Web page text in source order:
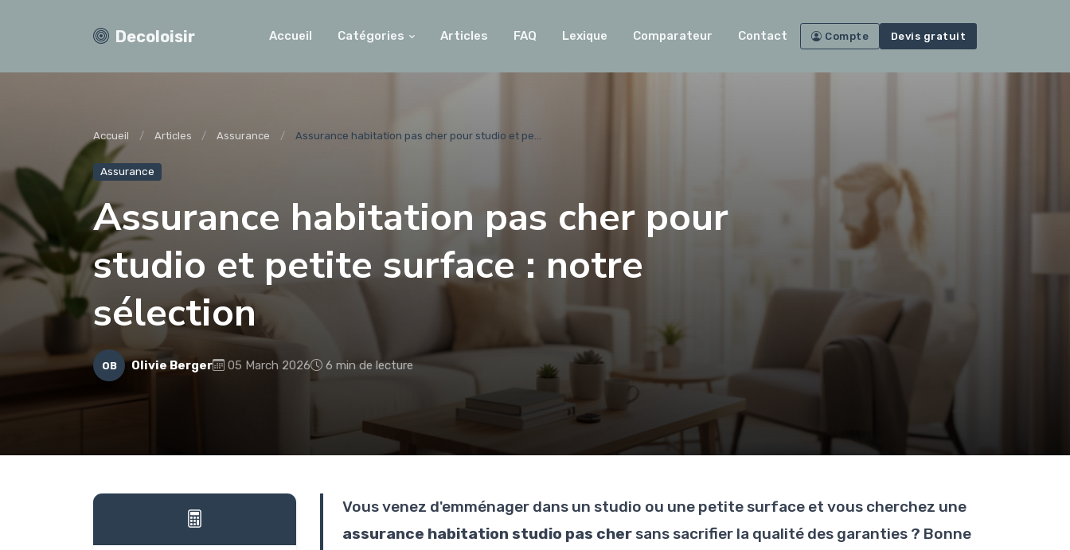
Decoloisir Accueil Catégories Articles FAQ Lexique Comparateur Contact Compte Devis gratuit
Accueil Articles Assurance Assurance habitation pas cher pour studio et pe...
Assurance
Assurance habitation pas cher pour
studio et petite surface : notre
sélection
OB Olivie Berger 05 March 2026 6 min de lecture
Vous venez d'emménager dans un studio ou une petite surface et vous cherchez une
assurance habitation studio pas cher sans sacrifier la qualité des garanties ? Bonne